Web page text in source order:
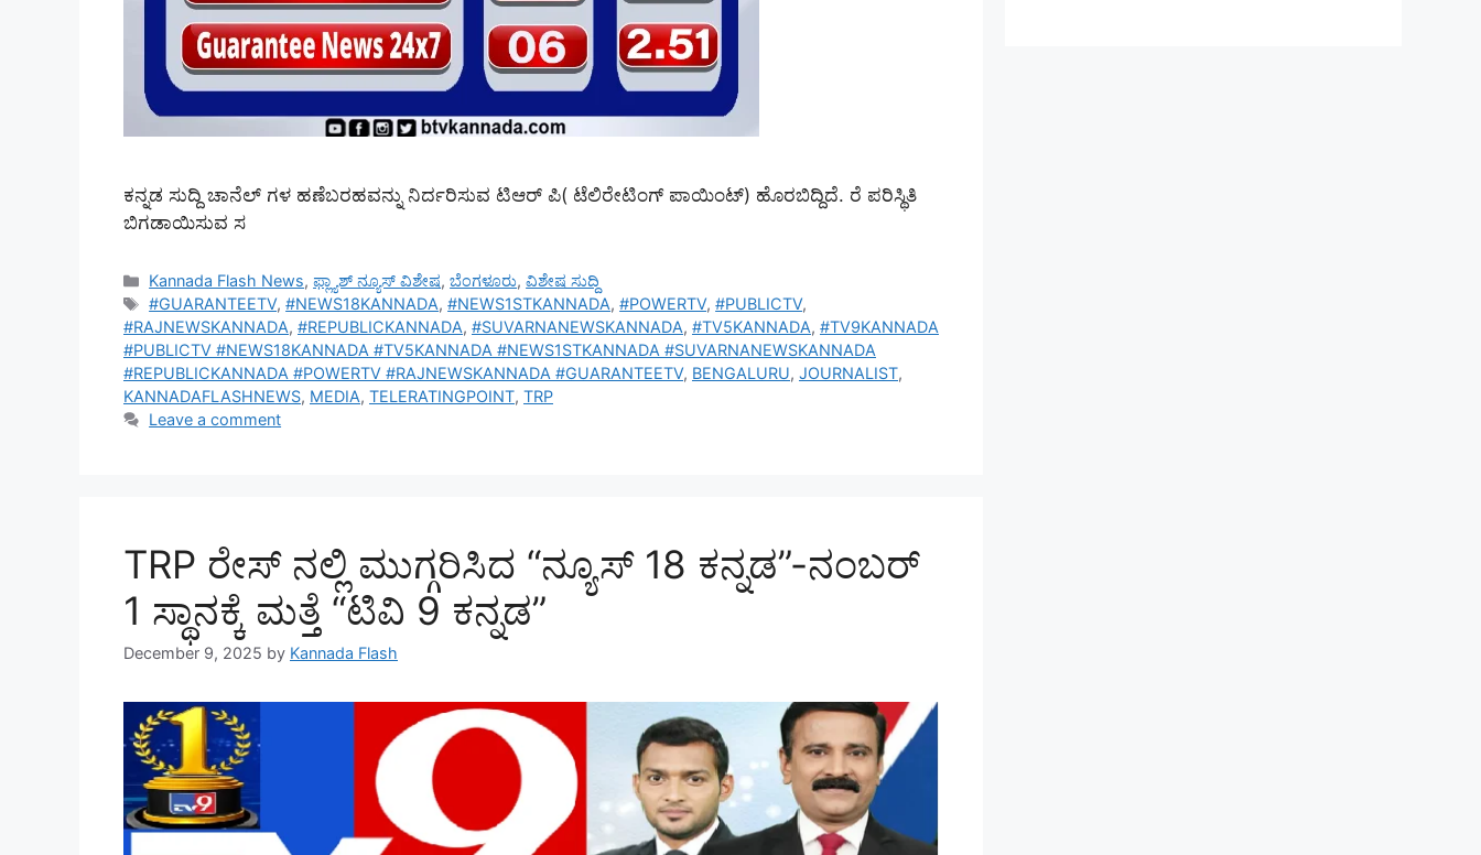
ಕನ್ನಡ ಸುದ್ದಿ ಚಾನೆಲ್‌ ಗಳ ಹಣೆಬರಹವನ್ನು ನಿರ್ದರಿಸುವ ಟಿಆರ್‌ ಪಿ( ಟೆಲಿರೇಟಿಂಗ್‌ ಪಾಯಿಂಟ್)‌ ಹೊರಬಿದ್ದಿದೆ. ರೆ ಪರಿಸ್ಥಿತಿ
ಬಿಗಡಾಯಿಸುವ ಸ
Categories
Kannada Flash News,ಫ್ಲ್ಯಾಶ್ ನ್ಯೂಸ್ ವಿಶೇಷ,ಬೆಂಗಳೂರು,ವಿಶೇಷ ಸುದ್ದಿ
Tags
#GUARANTEETV,#NEWS18KANNADA,#NEWS1STKANNADA,#POWERTV,#PUBLICTV,
#RAJNEWSKANNADA, #REPUBLICKANNADA, #SUVARNANEWSKANNADA, #TV5KANNADA, #TV9KANNADA
#PUBLICTV #NEWS18KANNADA #TV5KANNADA #NEWS1STKANNADA #SUVARNANEWSKANNADA
#REPUBLICKANNADA #POWERTV #RAJNEWSKANNADA #GUARANTEETV, BENGALURU, JOURNALIST,
KANNADAFLASHNEWS, MEDIA, TELERATINGPOINT, TRP
Leave a comment
TRP ರೇಸ್ ನಲ್ಲಿ ಮುಗ್ಗರಿಸಿದ “ನ್ಯೂಸ್ 18 ಕನ್ನಡ”-ನಂಬರ್
1 ಸ್ಥಾನಕ್ಕೆ ಮತ್ತೆ “ಟಿವಿ 9 ಕನ್ನಡ”
December 9, 2025 by Kannada Flash